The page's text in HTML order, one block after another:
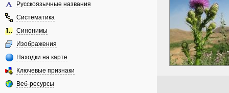
Русскоязычные названия
Систематика
Синонимы
Изображения
Находки на карте
Ключевые признаки
Веб-ресурсы